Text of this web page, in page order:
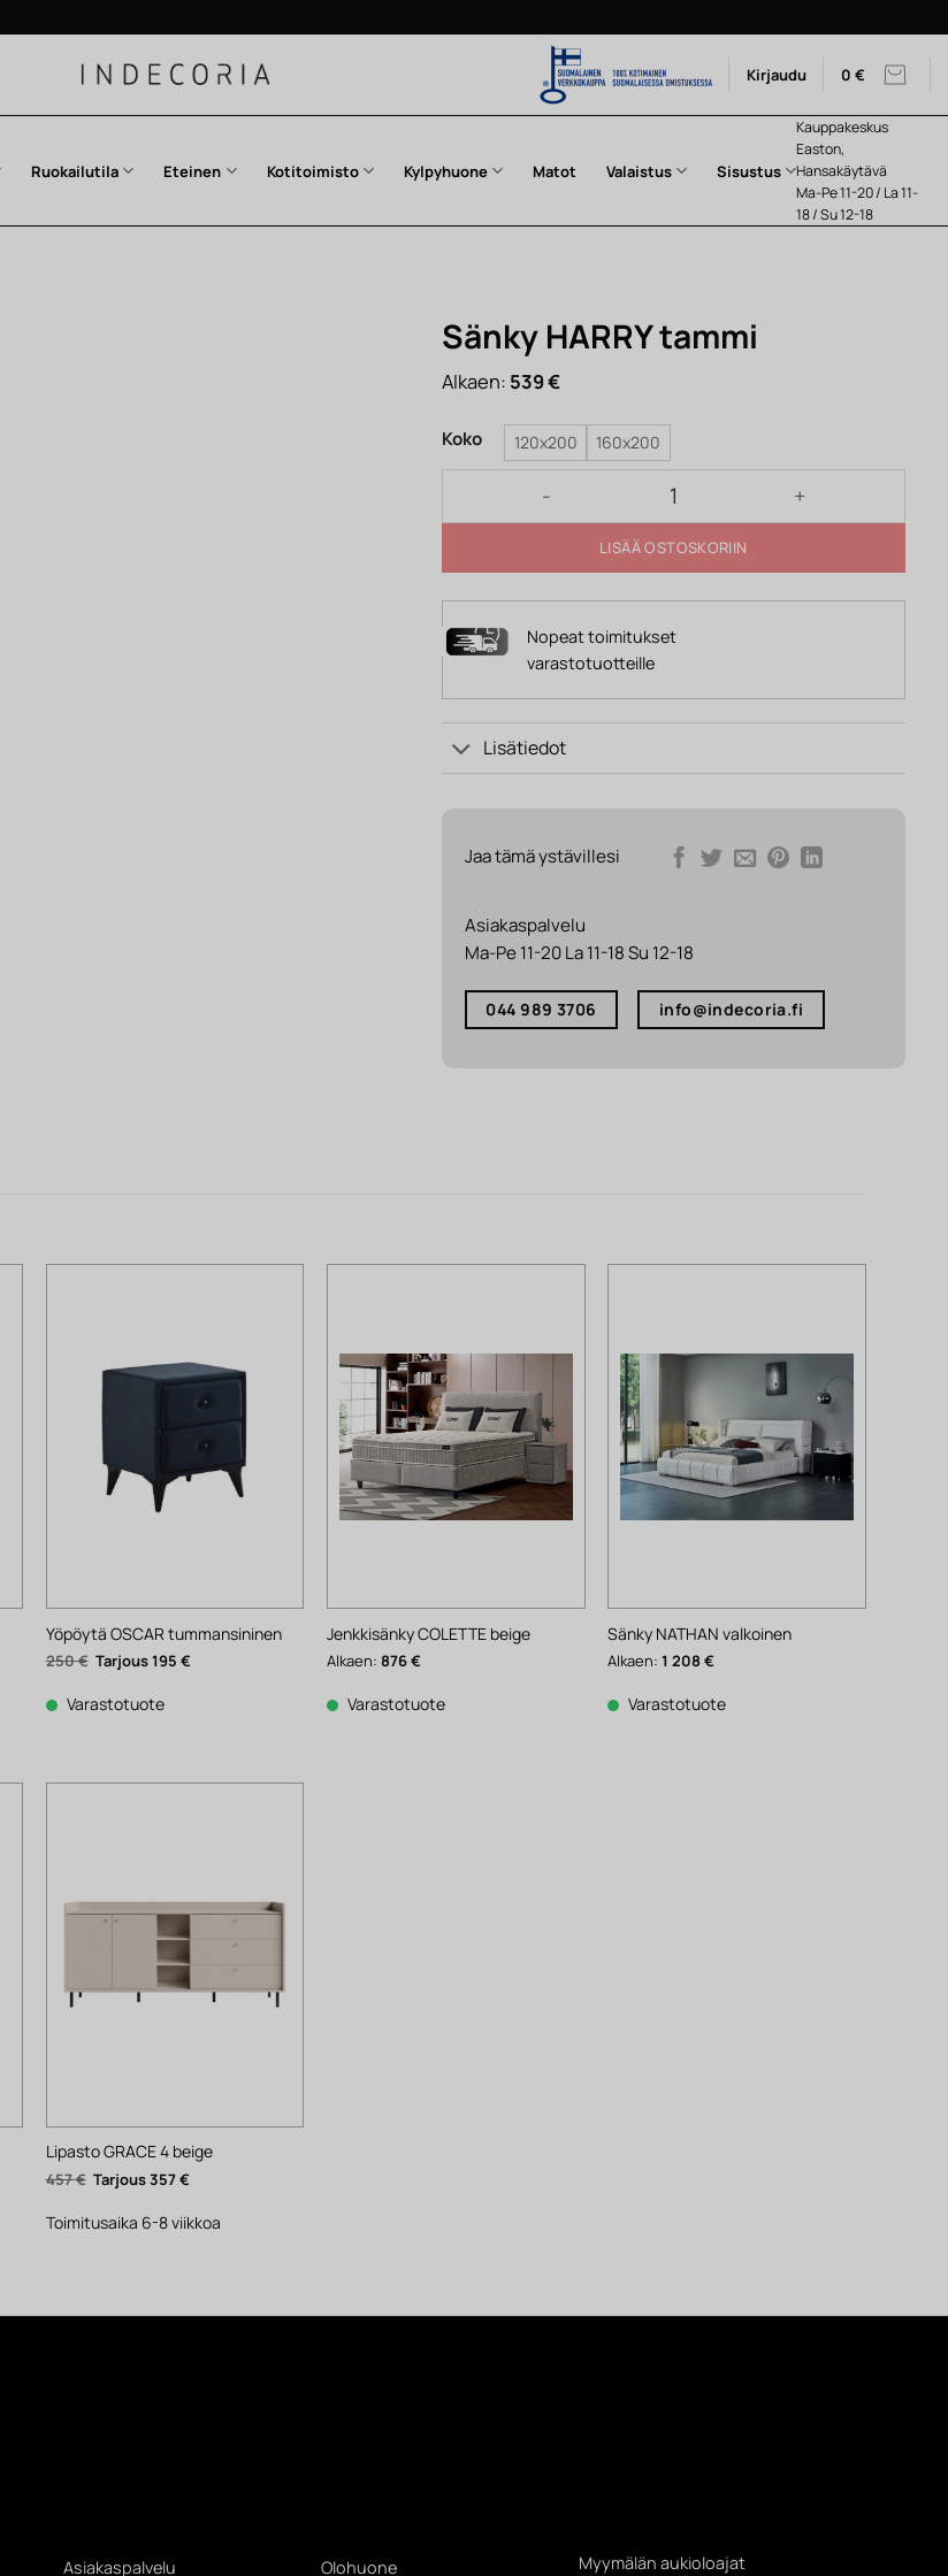
Kirjaudu 0 €
Ruokailutila Eteinen Kotitoimisto Kylpyhuone Matot Valaistus Sisustus
Kauppakeskus
Easton,
Hansakäytävä
Ma-Pe 11-20 / La 11-
18 / Su 12-18
Sänky HARRY tammi
Alkaen: 539€
Koko 120x200 160x200
Sänky HARRY tammi määrä
LISÄÄ OSTOSKORIIN
Nopeat toimitukset
varastotuotteille
Lisätiedot
Jaa tämä ystävillesi
Asiakaspalvelu
Ma-Pe 11-20 La 11-18 Su 12-18
044 989 3706 info@indecoria.fi
Yöpöytä OSCAR tummansininen
250€ Alkuperäinen
hinta
250 €.
195€
Varastotuote
Jenkkisänky COLETTE beige
Alkaen: 876€
Varastotuote
Sänky NATHAN valkoinen
Alkaen:1 208€
Varastotuote
Lipasto GRACE 4 beige
457€ Alkuperäinen
hinta
457 €.
357€
357 €.
Toimitusaika 6-8 viikkoa
Asiakaspalvelu Olohuone Myymälän aukioloajat